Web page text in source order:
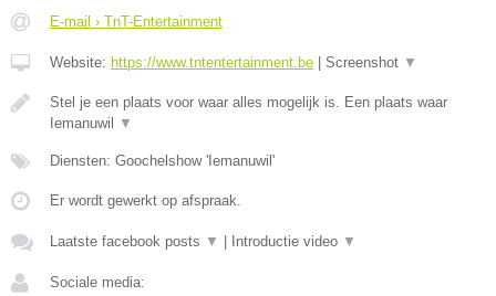
E-mail › TnT-Entertainment
Website: https://www.tntentertainment.be Screenshot ▼
Stel je een plaats voor waar alles mogelijk is. Een plaats waar
Iemanuwil
▼
Diensten: Goochelshow 'Iemanuwil'
Er wordt gewerkt op afspraak.
Laatste facebook posts ▼ Introductie video ▼
Sociale media: